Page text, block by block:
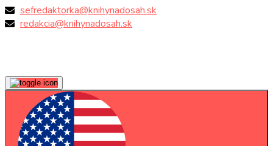
sefredaktorka@knihynadosah.sk
redakcia@knihynadosah.sk